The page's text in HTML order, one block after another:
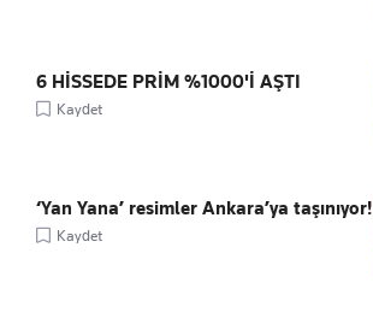
6 HİSSEDE PRİM %1000'İ AŞTI
Kaydet
‘Yan Yana’ resimler Ankara’ya taşınıyor!
Kaydet